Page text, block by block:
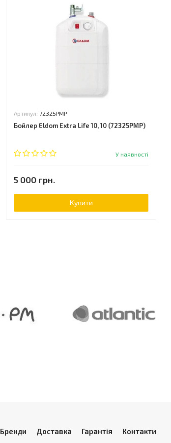
Артикул: 72325PMP
Бойлер Eldom Extra Life 10, 10 (72325PMP)
У наявності
5 000 грн.
Купити
Бренди Доставка Гарантія Контакти